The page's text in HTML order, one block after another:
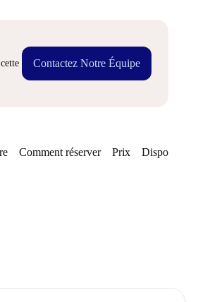
Contactez Notre Équipe
Comment réserver Prix Disponibilités